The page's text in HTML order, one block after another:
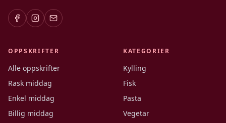
OPPSKRIFTER
Alle oppskrifter
Rask middag
Enkel middag
Billig middag
KATEGORIER
Kylling
Fisk
Pasta
Vegetar